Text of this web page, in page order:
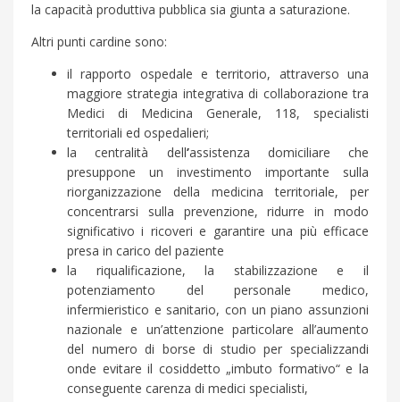
la capacità produttiva pubblica sia giunta a saturazione.
Altri punti cardine sono:
il rapporto ospedale e territorio, attraverso una
maggiore strategia integrativa di collaborazione tra
Medici di Medicina Generale, 118, specialisti
territoriali ed ospedalieri;
la centralità dell’assistenza domiciliare che
presuppone un investimento importante sulla
riorganizzazione della medicina territoriale, per
concentrarsi sulla prevenzione, ridurre in modo
significativo i ricoveri e garantire una più efficace
presa in carico del paziente
la riqualificazione, la stabilizzazione e il
potenziamento del personale medico,
infermieristico e sanitario, con un piano assunzioni
nazionale e un’attenzione particolare all’aumento
del numero di borse di studio per specializzandi
onde evitare il cosiddetto „imbuto formativo“ e la
conseguente carenza di medici specialisti,